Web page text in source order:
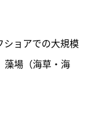
ョアでの大規模
藻場（海草・海